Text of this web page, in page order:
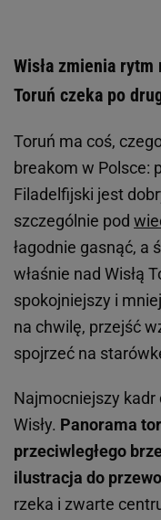
Wisła zmienia
Toruń czeka po
Toruń ma coś,
breakom w Polsce:
Filadelfijski jest
szczególnie pod
łagodnie gasnąć, a
właśnie nad Wisłą
spokojniejszy i
na chwilę, przejść
spojrzeć na
Najmocniejszy kadr
Wisły. Panorama
przeciwległego
ilustracja do
rzeka i zwarte